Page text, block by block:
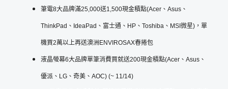
筆電8大品牌滿25,000送1,500現金積點(Acer、Asus、
ThinkPad、IdeaPad、富士通、HP、Toshiba、MSI微星)，單
機買2萬以上再送澳洲ENVIROSAX春捲包
液晶螢幕6大品牌單筆消費買就送200現金積點(Acer、Asus、
優派、LG、奇美、AOC) (~ 11/14)